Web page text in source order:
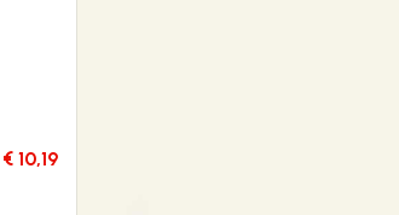
€ 10,19